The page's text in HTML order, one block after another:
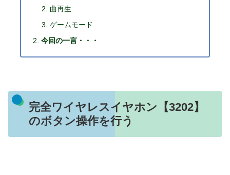
曲再生
ゲームモード
今回の一言・・・
完全ワイヤレスイヤホン【3202】
のボタン操作を行う